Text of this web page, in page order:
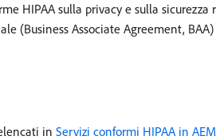
HIPAA sulla privacy e sulla
(Business Associate Agreement,
in Servizi conformi HIPAA in